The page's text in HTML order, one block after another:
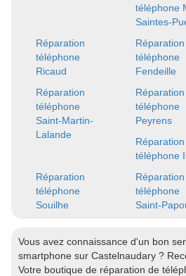
téléphone
Saintes-
Réparation
téléphone
Ricaud
Réparation
téléphone
Fendeille
Réparation
téléphone
Saint-Martin-
Lalande
Réparation
téléphone
Peyrens
Réparation
téléphone
Réparation
téléphone
Souilhe
Réparation
téléphone
Saint-
Vous avez connaissance d'un bon
smartphone sur Castelnaudary ?
Votre boutique de réparation de